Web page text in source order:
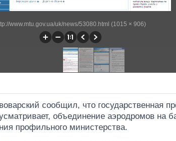
www.mtu.gov.ua/uk/news/53080.html (1015 × 906)
сообщил, что государственная
объединение аэродромов на
профильного министерства.